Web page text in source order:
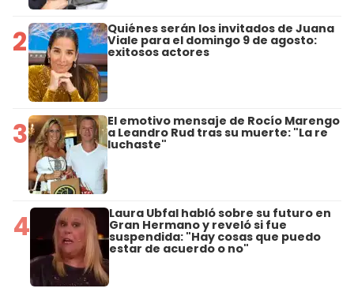
2 Quiénes serán los invitados de Juana
Viale para el domingo 9 de agosto:
exitosos actores
3 El emotivo mensaje de Rocío Marengo
a Leandro Rud tras su muerte: "La re
luchaste"
4 Laura Ubfal habló sobre su futuro en
Gran Hermano y reveló si fue
suspendida: "Hay cosas que puedo
estar de acuerdo o no"